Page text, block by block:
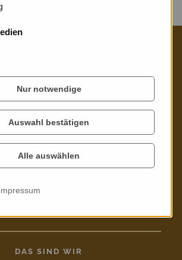
Sie uns gern
Poppitzer Platz 3
01589 Riesa
@stadtbibliothek-riesa.de
DAS SIND WIR
Nur notwendige
Auswahl bestätigen
Alle auswählen